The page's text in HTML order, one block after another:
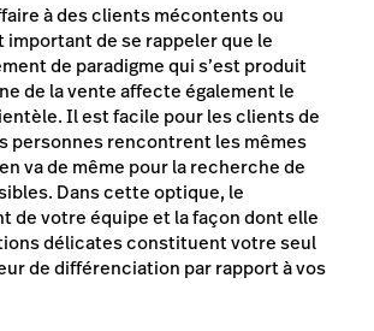
à des clients mécontents ou
de se rappeler que le
de paradigme qui s’est produit
de la vente affecte également le
Il est facile pour les clients de
personnes rencontrent les mêmes
va de même pour la recherche de
Dans cette optique, le
de votre équipe et la façon dont elle
délicates constituent votre seul
de différenciation par rapport à vos